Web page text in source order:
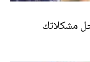
مشكلاتك